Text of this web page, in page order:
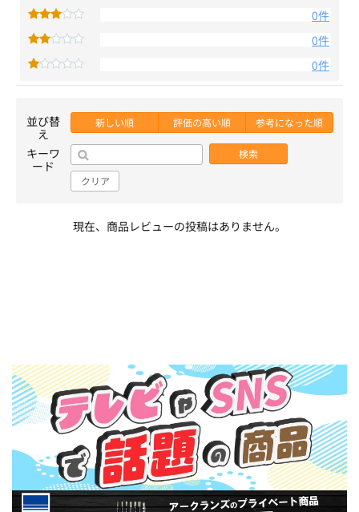
0件
0件
0件
並び替
え
新しい順 評価の高い順 参考になった順
キーワ
ード
検索
クリア
現在、商品レビューの投稿はありません。